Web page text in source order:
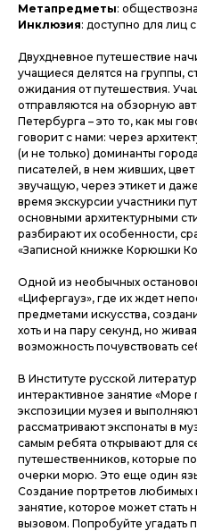
Метапредметы:
Инклюзия: доступно для лиц
Двухдневное путешествие
учащиеся делятся на группы,
ожидания от путешествия.
отправляются на обзорную
Петербурга – это то, как мы
говорит с нами: через
(и не только) доминанты
писателей, в нем живших,
звучащую, через этикет и
время экскурсии участники
основными архитектурными
разбирают их особенности,
«Записной книжке Корюшки
Одной из необычных
«Цифергауз», где их ждет
предметами искусства,
хоть и на пару секунд, но
возможность почувствовать
В Институте русской
интерактивное занятие «Море
экспозиции музея и
рассматривают экспонаты в
самым ребята открывают для
путешественников, которые
очерки морю. Это еще один
Создание портретов любимых
занятие, которое может стать
вызовом. Попробуйте угадать